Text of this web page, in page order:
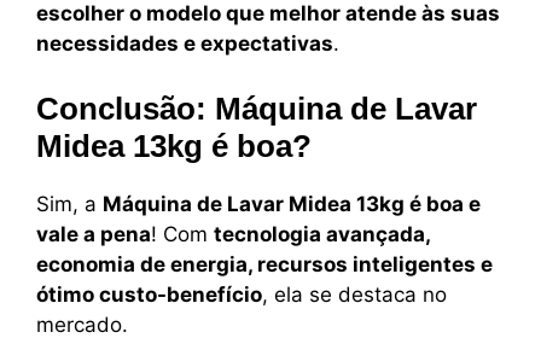
escolher o modelo que melhor atende às suas
necessidades e expectativas.
Conclusão: Máquina de Lavar
Midea 13kg é boa?
Sim, a Máquina de Lavar Midea 13kg é boa e
vale a pena! Com tecnologia avançada,
economia de energia, recursos inteligentes e
ótimo custo-benefício, ela se destaca no
mercado.